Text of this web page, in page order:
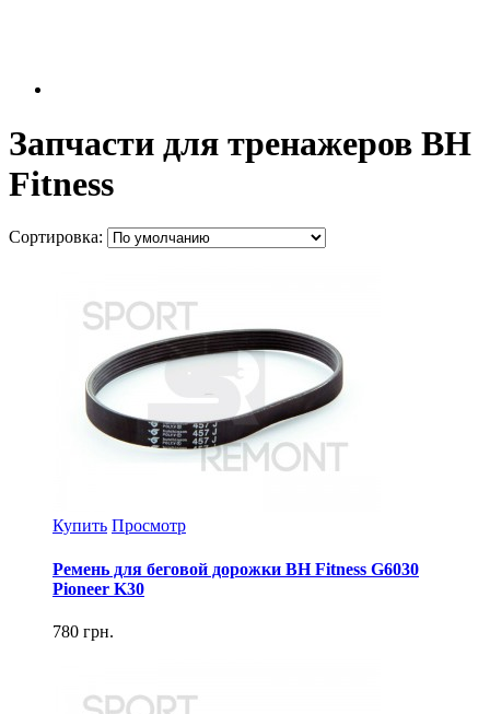
Запчасти для тренажеров BH
Fitness
Сортировка:
Купить Просмотр
Ремень для беговой дорожки BH Fitness G6030
Pioneer K30
780 грн.